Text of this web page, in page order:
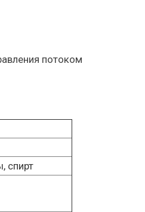
потоком
спирт